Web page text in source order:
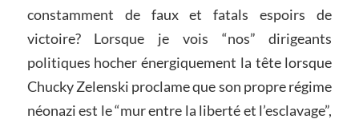
constamment de faux et fatals espoirs de
victoire? Lorsque je vois “nos” dirigeants
politiques hocher énergiquement la tête lorsque
Chucky Zelenski proclame que son propre régime
néonazi est le “mur entre la liberté et l’esclavage”,